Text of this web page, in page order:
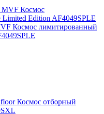
Космос лимитированный